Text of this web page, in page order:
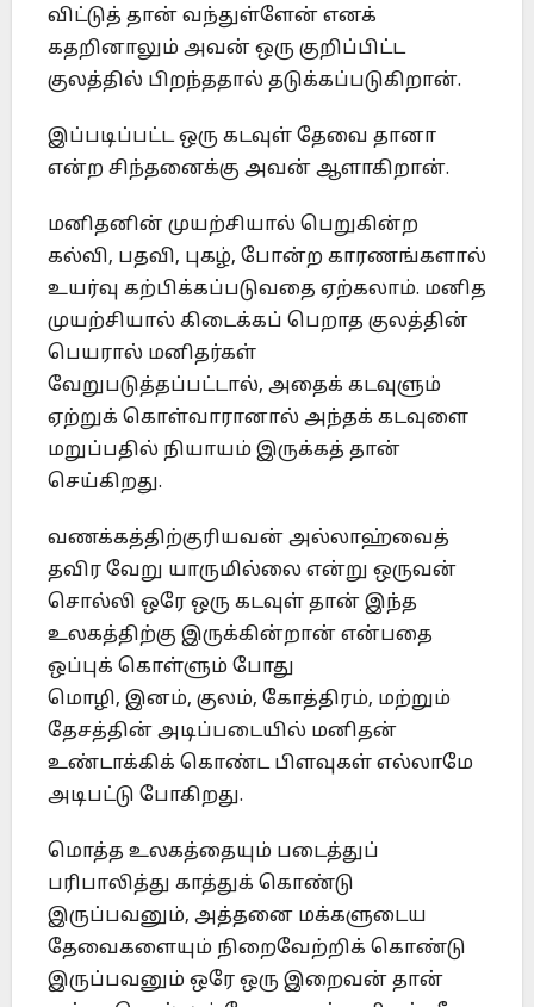
விட்டுத் தான் வந்துள்ளேன் எனக்
கதறினாலும் அவன் ஒரு குறிப்பிட்ட
குலத்தில் பிறந்ததால் தடுக்கப்படுகிறான்.
இப்படிப்பட்ட ஒரு கடவுள் தேவை தானா
என்ற சிந்தனைக்கு அவன் ஆளாகிறான்.
மனிதனின் முயற்சியால் பெறுகின்ற
கல்வி, பதவி, புகழ், போன்ற காரணங்களால்
உயர்வு கற்பிக்கப்படுவதை ஏற்கலாம். மனித
முயற்சியால் கிடைக்கப் பெறாத குலத்தின்
பெயரால் மனிதர்கள்
வேறுபடுத்தப்பட்டால், அதைக் கடவுளும்
ஏற்றுக் கொள்வாரானால் அந்தக் கடவுளை
மறுப்பதில் நியாயம் இருக்கத் தான்
செய்கிறது.
வணக்கத்திற்குரியவன் அல்லாஹ்வைத்
தவிர வேறு யாருமில்லை என்று ஒருவன்
சொல்லி ஒரே ஒரு கடவுள் தான் இந்த
உலகத்திற்கு இருக்கின்றான் என்பதை
ஒப்புக் கொள்ளும் போது
மொழி, இனம், குலம், கோத்திரம், மற்றும்
தேசத்தின் அடிப்படையில் மனிதன்
உண்டாக்கிக் கொண்ட பிளவுகள் எல்லாமே
அடிபட்டு போகிறது.
மொத்த உலகத்தையும் படைத்துப்
பரிபாலித்து காத்துக் கொண்டு
இருப்பவனும், அத்தனை மக்களுடைய
தேவைகளையும் நிறைவேற்றிக் கொண்டு
இருப்பவனும் ஒரே ஒரு இறைவன் தான்